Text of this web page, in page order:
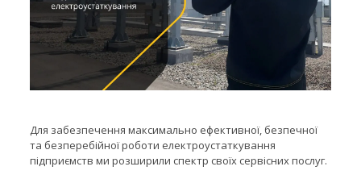
Для забезпечення максимально ефективної, безпечної
та безперебійної роботи електроустаткування
підприємств ми розширили спектр своїх сервісних послуг.